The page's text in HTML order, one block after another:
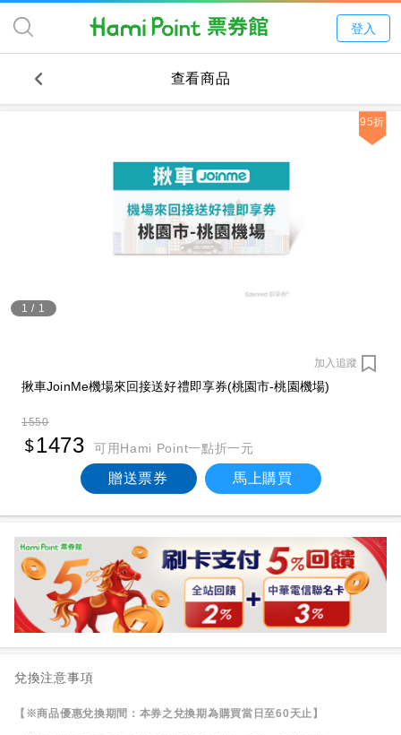
登入
查看商品
1 / 1
95折
加入追蹤
揪車JoinMe機場來回接送好禮即享券(桃園市-桃園機場)
1550
1473 可用Hami Point一點折一元
贈送票券 馬上購買
兌換注意事項
【※商品優惠兌換期間：本券之兌換期為購買當日至60天止】